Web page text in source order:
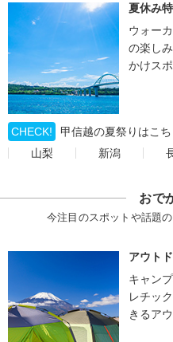
夏休み
ウォー
の楽し
かけス
CHECK!
甲信越の夏祭りはこち
山梨
新潟
おで
今注目のスポットや話題
アウト
キャン
レチッ
きるア